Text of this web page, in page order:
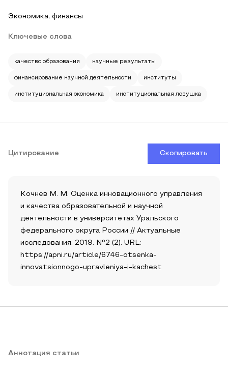
Экономика, финансы
Ключевые слова
качество образования научные результаты
финансирование научной деятельности институты
институциональная экономика институциональная ловушка
Цитирование Скопировать
Кочнев М. М. Оценка инновационного управления
и качества образовательной и научной
деятельности в университетах Уральского
федерального округа России // Актуальные
исследования. 2019. №2 (2). URL:
https://apni.ru/article/6746-otsenka-
innovatsionnogo-upravleniya-i-kachest
Аннотация статьи